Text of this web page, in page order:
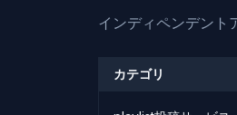
インディペンデント
カテゴリ